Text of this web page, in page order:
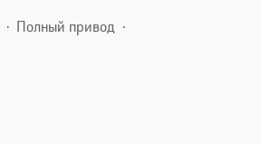
Полный привод